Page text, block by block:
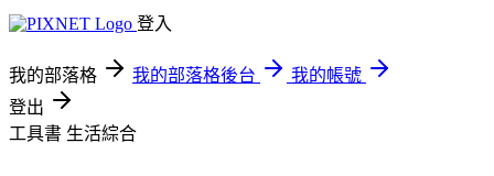
登入
我的部落格 我的部落格後台
我的帳號
登出
工具書 生活綜合